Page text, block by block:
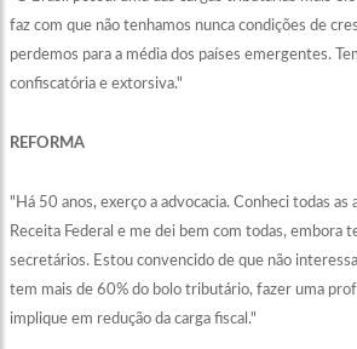
faz com que não tenhamos nunca condições de
perdemos para a média dos países emergentes.
confiscatória e extorsiva."
REFORMA
"Há 50 anos, exerço a advocacia. Conheci todas
Receita Federal e me dei bem com todas, embora
secretários. Estou convencido de que não
tem mais de 60% do bolo tributário, fazer uma
implique em redução da carga fiscal."